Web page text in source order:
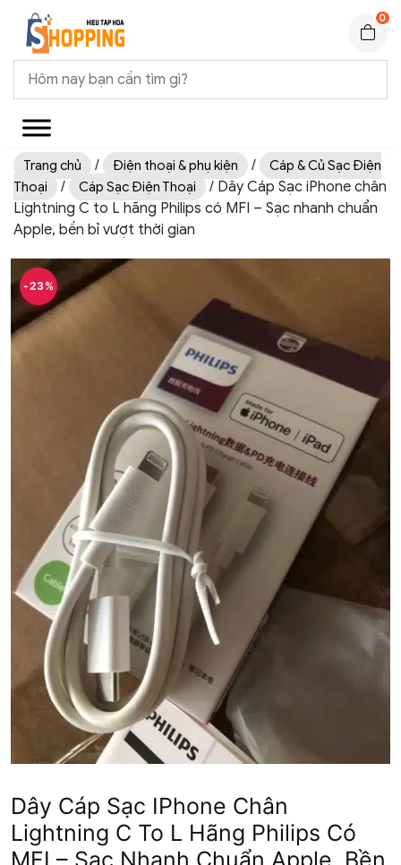
0
Trang chủ / Điện thoại & phụ kiện /
Cáp & Củ Sạc Điện
Thoại
/ Cáp Sạc Điện Thoại
/ Dây Cáp Sạc iPhone chân
Lightning C to L hãng Philips có MFI – Sạc nhanh chuẩn
Apple, bền bỉ vượt thời gian
-23%
Dây Cáp Sạc IPhone Chân
Lightning C To L Hãng Philips Có